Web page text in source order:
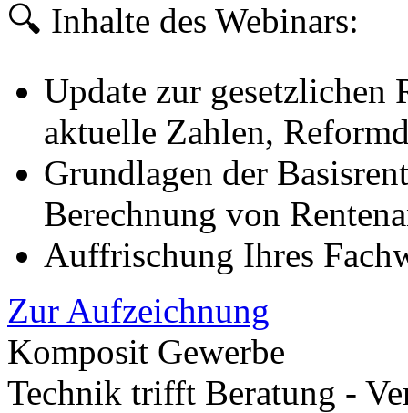
🔍 Inhalte des Webinars:
Update zur gesetzlichen
aktuelle Zahlen,
Grundlagen der
Berechnung von
Auffrischung Ihres
Zur Aufzeichnung
Komposit Gewerbe
Technik trifft Beratung -